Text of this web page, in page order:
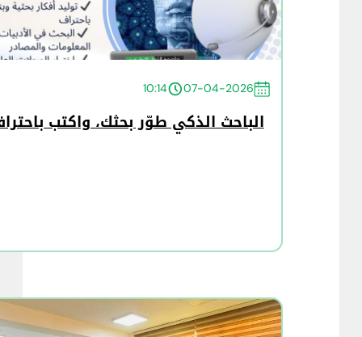
07-04-2026
10:14
الباحث الذكي طوّر بحثك، واكتب